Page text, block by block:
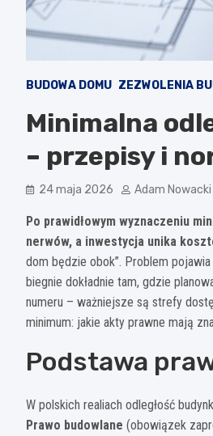
BUDOWA DOMU ZEZWOLENIA
Minimalna
– przepisy i
24 maja 2026 Adam Nowacki
Po prawidłowym wyznaczeniu
nerwów, a inwestycja unika
dom będzie obok”. Problem
biegnie dokładnie tam, gdzie
numeru – ważniejsze są strefy
minimum: jakie akty prawne mają
Podstawa
W polskich realiach odległość
Prawo budowlane (obowiązek